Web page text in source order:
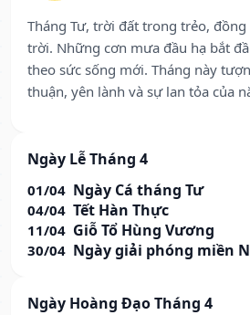
Tháng Tư, trời đất trong trẻo,
trời. Những cơn mưa đầu hạ bắt
theo sức sống mới. Tháng này
thuận, yên lành và sự lan tỏa của
Ngày Lễ Tháng 4
01/04 Ngày Cá tháng Tư
04/04 Tết Hàn Thực
11/04 Giỗ Tổ Hùng Vương
30/04 Ngày giải phóng miền
Ngày Hoàng Đạo Tháng 4